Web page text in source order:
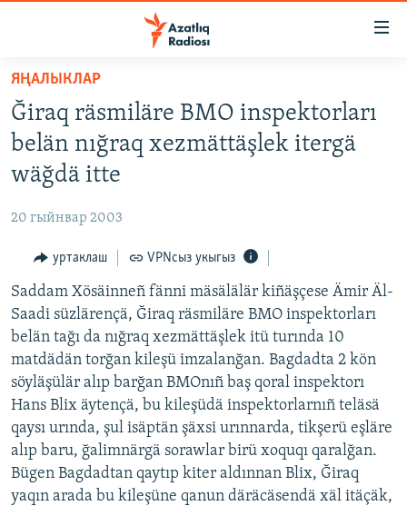
төп
эчтәлек
төп
меню
эзләү
ЯҢАЛЫКЛАР
БАШКОРТСТАН
ТАТАРСТАН
ТАТАР-БАШКОРТ ДӨНЬЯСЫ
СУГЫШ
БЕЗНЕ ТОМАЛАДЫЛАР
ШӘЛКЕМНӘР
ӘҢГӘМӘ
КОММЕНТАР
ДИНИ ТОРМЫШ
ПӘРӘВЕЗ
ФӘН-ФӘСМӘТӘН
ДӨНЬЯ ХӘЛЛӘРЕ
ТАТАРЧА ПОДКАСТ
ӘЙДӘ ONLINE
IDEL.РЕАЛИИ
ЯҢАЛЫКЛАР
Ğiraq räsmiläre BMO inspektorları
belän nığraq xezmättäşlek itergä
wäğdä itte
20 гыйнвар 2003
уртаклаш VPNсыз укыгыз
Saddam Xösäinneñ fänni mäsälälär kiñäşçese Ämir Äl-
Saadi süzlärençä, Ğiraq räsmiläre BMO inspektorları
belän tağı da nığraq xezmättäşlek itü turında 10
matdädän torğan kileşü imzalanğan. Bagdadta 2 kön
söyläşülär alıp barğan BMOnıñ baş qoral inspektorı
Hans Blix äytençä, bu kileşüdä inspektorlarnıñ teläsä
qaysı urında, şul isäptän şäxsi urınnarda, tikşerü eşläre
alıp baru, ğalimnärgä sorawlar birü xoquqı qaralğan.
Bügen Bagdadtan qaytıp kiter aldınnan Blix, Ğiraq
yaqın arada bu kileşüne qanun däräcäsendä xäl itäçäk,